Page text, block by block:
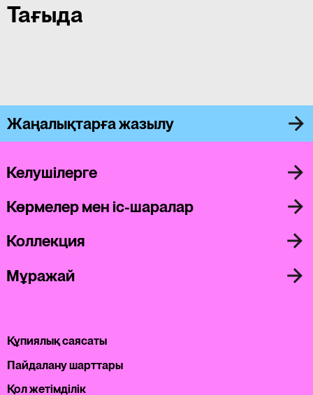
Тағыда
Жаңалықтарға жазылу
Құпиялық саясаты
Пайдалану шарттары
Қол жетімділік
Келушілерге
Көрмелер мен іс-шаралар
Коллекция
Мұражай